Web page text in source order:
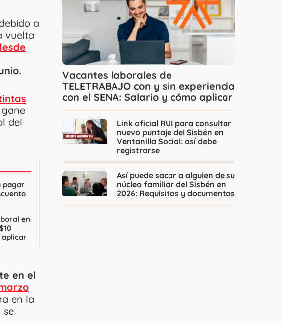
a
vuelta
del
pagar
en
aplicar
en el
en la
se
Vacantes laborales de
TELETRABAJO con y sin experiencia
con el SENA: Salario y cómo aplicar
Link oficial RUI para consultar
nuevo puntaje del Sisbén en
Ventanilla Social: así debe
registrarse
Así puede sacar a alguien de su
núcleo familiar del Sisbén en
2026: Requisitos y documentos